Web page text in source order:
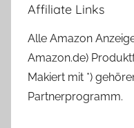
Affiliate Links
Alle Amazon
Amazon.de)
Makiert mit *)
Partnerprogramm.